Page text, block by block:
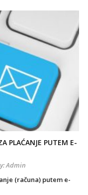
PLAĆANJE PUTEM E-
Admin
(računa) putem e-